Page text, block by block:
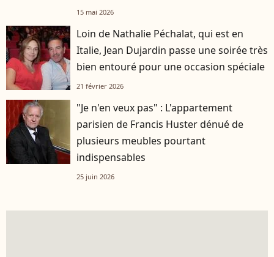
15 mai 2026
Loin de Nathalie Péchalat, qui est en
Italie, Jean Dujardin passe une soirée très
bien entouré pour une occasion spéciale
21 février 2026
"Je n'en veux pas" : L'appartement
parisien de Francis Huster dénué de
plusieurs meubles pourtant
indispensables
25 juin 2026